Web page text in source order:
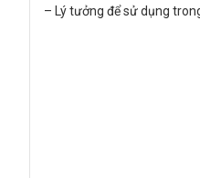
– Lý tưởng để sử dụng